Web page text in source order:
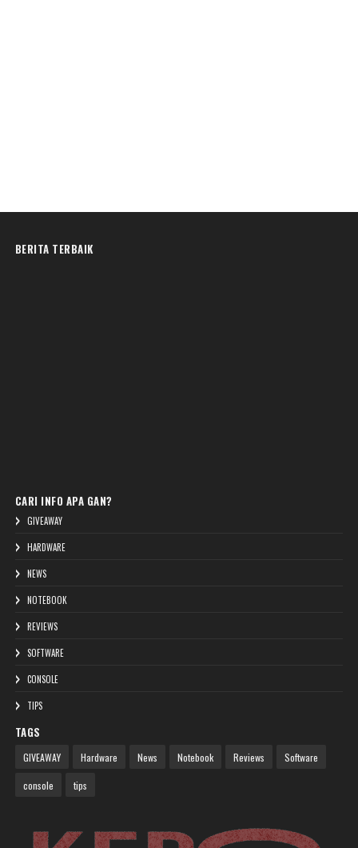
BERITA TERBAIK
CARI INFO APA GAN?
GIVEAWAY
HARDWARE
NEWS
NOTEBOOK
REVIEWS
SOFTWARE
CONSOLE
TIPS
TAGS
GIVEAWAY Hardware News Notebook Reviews Software
console tips